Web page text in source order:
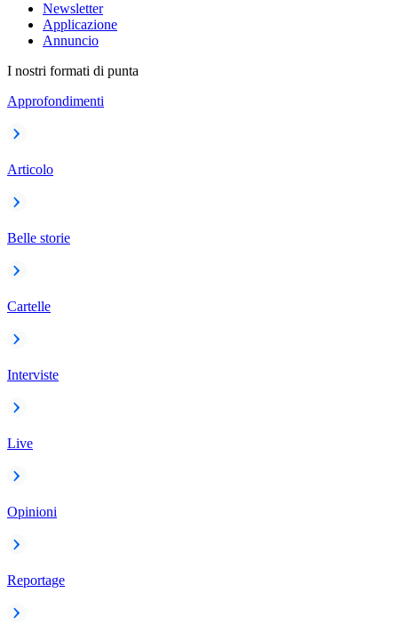
Newsletter
Applicazione
Annuncio
I nostri formati di punta
Approfondimenti
Articolo
Belle storie
Cartelle
Interviste
Live
Opinioni
Reportage